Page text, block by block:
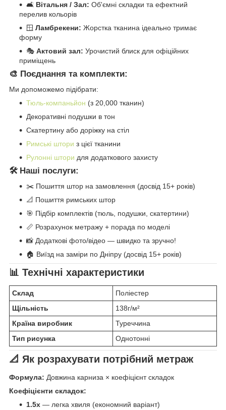
🛋️ Вітальня / Зал: Об'ємні складки та ефектний
перелив кольорів
🪟 Ламбрекени: Жорстка тканина ідеально тримає
форму
🎭 Актовий зал: Урочистий блиск для офіційних
приміщень
🎨 Поєднання та комплекти:
Ми допоможемо підібрати:
Тюль-компаньйон (з 20,000 тканин)
Декоративні подушки в тон
Скатертину або доріжку на стіл
Римські штори з цієї тканини
Рулонні штори для додаткового захисту
🛠️ Наші послуги:
✂️ Пошиття штор на замовлення (досвід 15+ років)
📐 Пошиття римських штор
🎯 Підбір комплектів (тюль, подушки, скатертини)
📏 Розрахунок метражу + порада по моделі
📸 Додаткові фото/відео — швидко та зручно!
🏠 Виїзд на заміри по Дніпру (досвід 15+ років)
📊 Технічні характеристики
Склад
Поліестер
Щільність
138г/м²
Країна виробник
Туреччина
Тип рисунка
Однотонні
📐 Як розрахувати потрібний метраж
Формула: Довжина карниза × коефіцієнт складок
Коефіцієнти складок:
1.5x — легка хвиля (економний варіант)